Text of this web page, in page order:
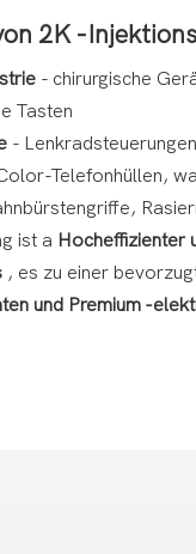
2K -
- chirurgische
Tasten
-
Telefonhüllen,
ist a Hocheffizienter
, es zu einer
und Premium -